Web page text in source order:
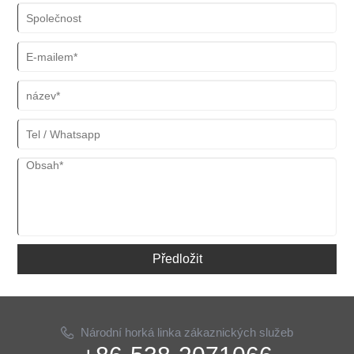
Předložit
Národní horká linka zákaznických služeb